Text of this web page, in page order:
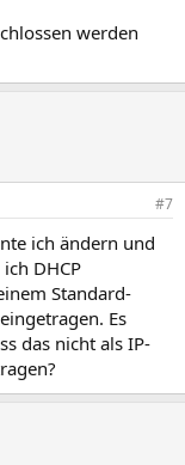
werden
#7
ich ändern und
DHCP
Standard-
Es
das nicht als IP-